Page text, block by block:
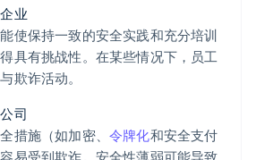
业
使保持一致的安全实践和充分培训
具有挑战性。在某些情况下，员工
欺诈活动。
司
措施（如加密、 令牌化和安全支付